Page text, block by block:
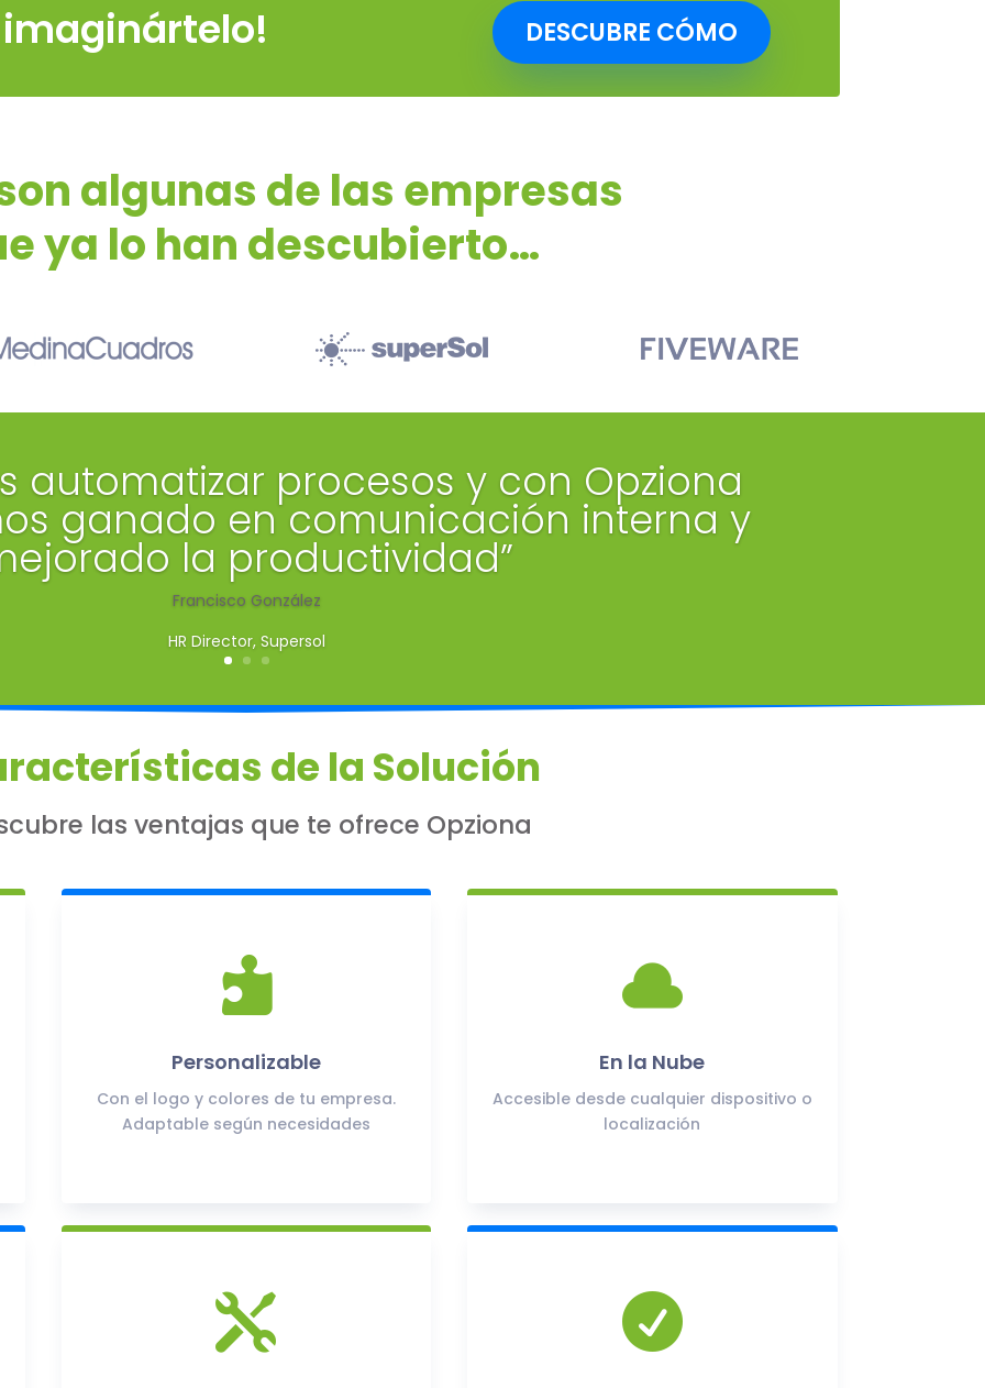
imaginártelo! DESCUBRE CÓMO
algunas de las empresas
ya lo han descubierto…
automatizar procesos y con Opziona
ganado en comunicación interna y
la productividad”
Francisco González
HR Director, Supersol
de la Solución
las ventajas que te ofrece Opziona

Personalizable
Con el logo y colores de tu empresa.
Adaptable según necesidades

En la Nube
Accesible desde cualquier dispositivo o
localización
 